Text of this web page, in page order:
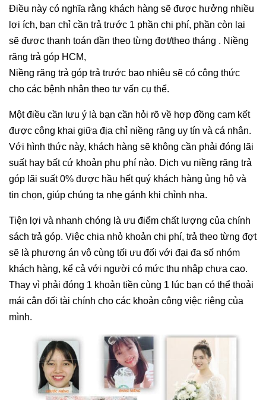
Điều này có nghĩa rằng khách hàng sẽ được hưởng nhiều
lợi ích, bạn chỉ cần trả trước 1 phần chi phí, phần còn lại
sẽ được thanh toán dần theo từng đợt/theo tháng . Niềng
răng trả góp HCM,
Niềng răng trả góp trả trước bao nhiêu sẽ có công thức
cho các bệnh nhân theo tư vấn cụ thể.
Một điều cần lưu ý là bạn cần hỏi rõ về hợp đồng cam kết
được công khai giữa địa chỉ niềng răng uy tín và cá nhân.
Với hình thức này, khách hàng sẽ không cần phải đóng lãi
suất hay bất cứ khoản phụ phí nào. Dịch vụ niềng răng trả
góp lãi suất 0% được hầu hết quý khách hàng ủng hộ và
tin chọn, giúp chúng ta nhẹ gánh khi chỉnh nha.
Tiện lợi và nhanh chóng là ưu điểm chất lượng của chính
sách trả góp. Việc chia nhỏ khoản chi phí, trả theo từng đợt
sẽ là phương án vô cùng tối ưu đối với đại đa số nhóm
khách hàng, kể cả với người có mức thu nhập chưa cao.
Thay vì phải đóng 1 khoản tiền cùng 1 lúc bạn có thể thoải
mái cân đối tài chính cho các khoản công việc riêng của
mình.